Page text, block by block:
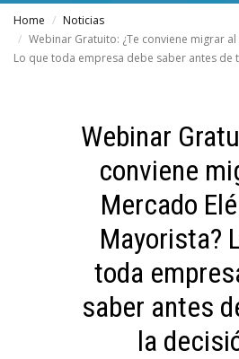
Home
Noticias
Webinar Gratuito: ¿Te conviene migrar
Lo que toda empresa debe saber antes de
Webinar
conviene
Mercado
Mayorista?
toda
saber antes
la